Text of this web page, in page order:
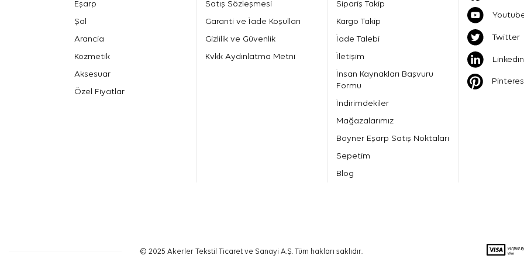
Eşarp
Şal
Arancia
Kozmetik
Aksesuar
Özel Fiyatlar
Satış Sözleşmesi
Garanti ve İade Koşulları
Gizlilik ve Güvenlik
Kvkk Aydınlatma Metni
Sipariş Takip
Kargo Takip
İade Talebi
İletişim
İnsan Kaynakları Başvuru
Formu
İndirimdekiler
Mağazalarımız
Boyner Eşarp Satış Noktaları
Sepetim
Blog
Twitter
Linkedin
© 2025 Akerler Tekstil Ticaret ve Sanayi A.Ş. Tüm hakları saklıdır.